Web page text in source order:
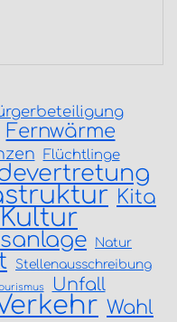
Fernwärme
Flüchtlinge
Kita
Kultur
Natur
Stellenausschreibung
Unfall
Wahl